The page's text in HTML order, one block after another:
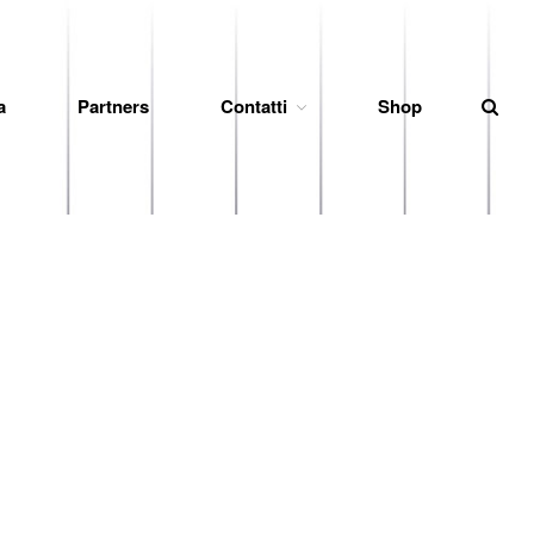
News
Diventa Socio
Partners Contatti Shop